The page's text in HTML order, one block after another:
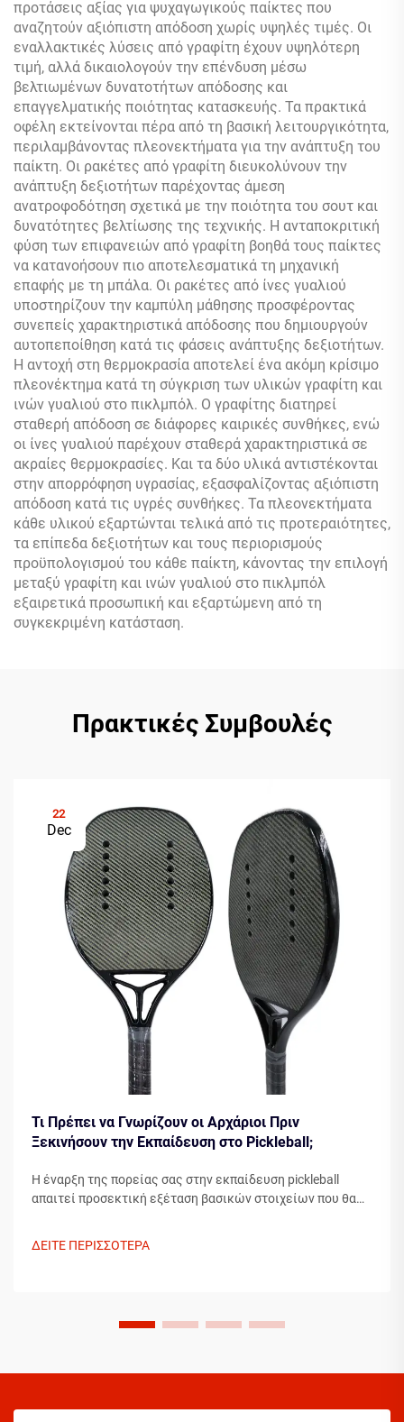
προτάσεις αξίας για ψυχαγωγικούς παίκτες που
αναζητούν αξιόπιστη απόδοση χωρίς υψηλές τιμές. Οι
εναλλακτικές λύσεις από γραφίτη έχουν υψηλότερη
τιμή, αλλά δικαιολογούν την επένδυση μέσω
βελτιωμένων δυνατοτήτων απόδοσης και
επαγγελματικής ποιότητας κατασκευής. Τα πρακτικά
οφέλη εκτείνονται πέρα από τη βασική λειτουργικότητα,
περιλαμβάνοντας πλεονεκτήματα για την ανάπτυξη του
παίκτη. Οι ρακέτες από γραφίτη διευκολύνουν την
ανάπτυξη δεξιοτήτων παρέχοντας άμεση
ανατροφοδότηση σχετικά με την ποιότητα του σουτ και
δυνατότητες βελτίωσης της τεχνικής. Η ανταποκριτική
φύση των επιφανειών από γραφίτη βοηθά τους παίκτες
να κατανοήσουν πιο αποτελεσματικά τη μηχανική
επαφής με τη μπάλα. Οι ρακέτες από ίνες γυαλιού
υποστηρίζουν την καμπύλη μάθησης προσφέροντας
συνεπείς χαρακτηριστικά απόδοσης που δημιουργούν
αυτοπεποίθηση κατά τις φάσεις ανάπτυξης δεξιοτήτων.
Η αντοχή στη θερμοκρασία αποτελεί ένα ακόμη κρίσιμο
πλεονέκτημα κατά τη σύγκριση των υλικών γραφίτη και
ινών γυαλιού στο πικλμπόλ. Ο γραφίτης διατηρεί
σταθερή απόδοση σε διάφορες καιρικές συνθήκες, ενώ
οι ίνες γυαλιού παρέχουν σταθερά χαρακτηριστικά σε
ακραίες θερμοκρασίες. Και τα δύο υλικά αντιστέκονται
στην απορρόφηση υγρασίας, εξασφαλίζοντας αξιόπιστη
απόδοση κατά τις υγρές συνθήκες. Τα πλεονεκτήματα
κάθε υλικού εξαρτώνται τελικά από τις προτεραιότητες,
τα επίπεδα δεξιοτήτων και τους περιορισμούς
προϋπολογισμού του κάθε παίκτη, κάνοντας την επιλογή
μεταξύ γραφίτη και ινών γυαλιού στο πικλμπόλ
εξαιρετικά προσωπική και εξαρτώμενη από τη
συγκεκριμένη κατάσταση.
Πρακτικές Συμβουλές
22
Dec
Τι Πρέπει να Γνωρίζουν οι Αρχάριοι Πριν
Ξεκινήσουν την Εκπαίδευση στο Pickleball;
Η έναρξη της πορείας σας στην εκπαίδευση pickleball
απαιτεί προσεκτική εξέταση βασικών στοιχείων που θα
ΔΕΙΤΕ ΠΕΡΙΣΣΟΤΕΡΑ